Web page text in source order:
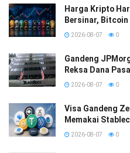
Harga Kripto
Bersinar,
2026-08-07 0
Gandeng
Reksa Dana
2026-08-07 0
Visa Gandeng
Memakai
2026-08-07 0